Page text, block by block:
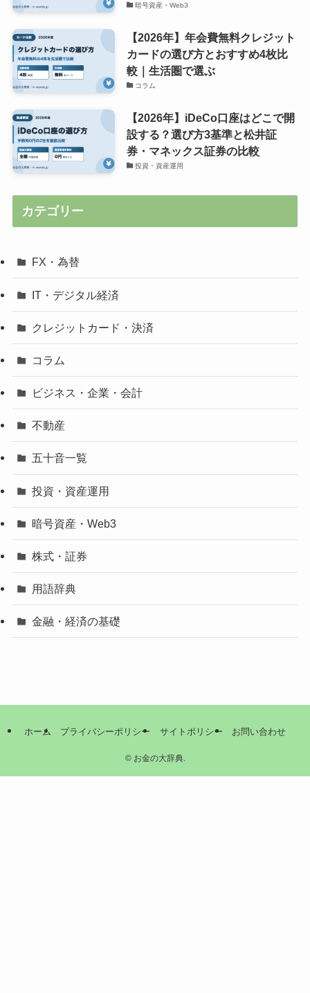
暗号資産・Web3
【2026年】年会費無料クレジット
カードの選び方とおすすめ4枚比
較｜生活圏で選ぶ
コラム
【2026年】iDeCo口座はどこで開
設する？選び方3基準と松井証
券・マネックス証券の比較
投資・資産運用
カテゴリー
FX・為替
IT・デジタル経済
クレジットカード・決済
コラム
ビジネス・企業・会計
不動産
五十音一覧
投資・資産運用
暗号資産・Web3
株式・証券
用語辞典
金融・経済の基礎
ホーム プライバシーポリシー サイトポリシー お問い合わせ
©お金の大辞典.